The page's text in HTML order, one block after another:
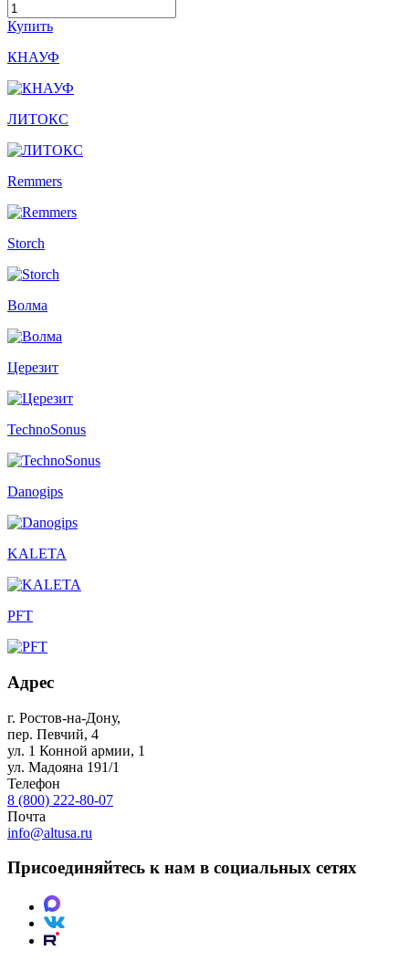
Купить
КНАУФ
ЛИТОКС
Remmers
Storch
Волма
Церезит
TechnoSonus
Danogips
KALETA
PFT
Адрес
г. Ростов-на-Дону,
пер. Певчий, 4
ул. 1 Конной армии, 1
ул. Мадояна 191/1
Телефон
8 (800) 222-80-07
Почта
info@altusa.ru
Присоединяйтесь к нам в социальных сетях